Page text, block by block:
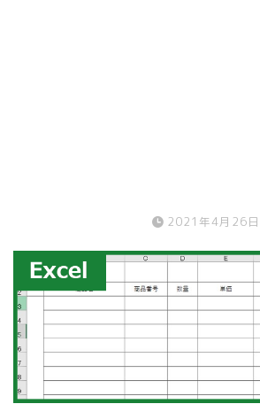
2021年4月26日